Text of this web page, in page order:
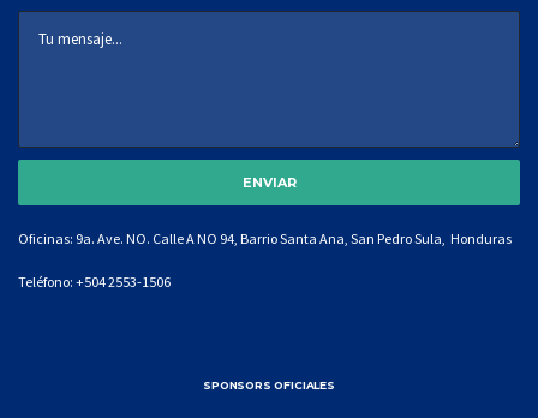
Oficinas: 9a. Ave. NO. Calle A NO 94, Barrio Santa Ana, San Pedro Sula, Honduras
Teléfono: +504 2553-1506
SPONSORS OFICIALES